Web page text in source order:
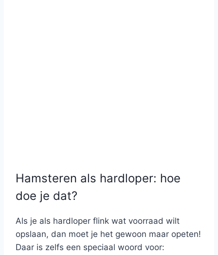
Hamsteren als hardloper: hoe
doe je dat?
Als je als hardloper flink wat voorraad wilt
opslaan, dan moet je het gewoon maar opeten!
Daar is zelfs een speciaal woord voor: